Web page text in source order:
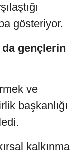
gösteriyor.
da gençlerin
ve
başkanlığı
kalkınma